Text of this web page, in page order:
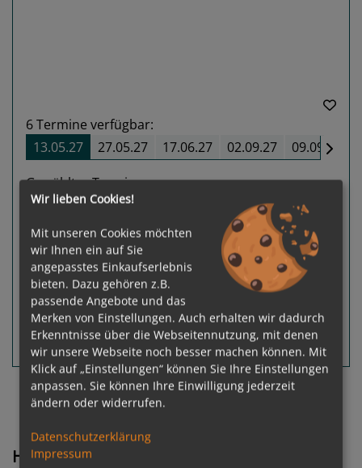
6Termine verfügbar:
13.05.27
27.05.27 17.06.27 02.09.27 09.09.27
Gewählter Termin:
13.05.2027 - 20.05.2027
Leistungspakete
€ 1.949,-
zur Reise
inkl. Flug
€ 2.549,-
Routeninfos Terminübersicht
Häfen zum Reiseziel Guadalquivir/Spanien
Wir lieben Cookies!
Mit unseren Cookies möchten
wir Ihnen ein auf Sie
angepasstes Einkaufserlebnis
bieten. Dazu gehören z.B.
passende Angebote und das
Merken von Einstellungen. Auch erhalten wir dadurch
Erkenntnisse über die Webseitennutzung, mit denen
wir unsere Webseite noch besser machen können. Mit
Klick auf „Einstellungen“ können Sie Ihre Einstellungen
anpassen. Sie können Ihre Einwilligung jederzeit
ändern oder widerrufen.
Datenschutzerklärung
Impressum